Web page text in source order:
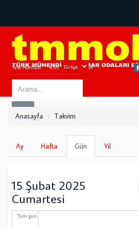
Site Haritası RSS Bize Ulaşın
Search
this
Anasayfa Takvim
Birincil
sekmeler
Ay Hafta Gün
sekme)
Yıl
15 Şubat 2025
Cumartesi
Tüm gün